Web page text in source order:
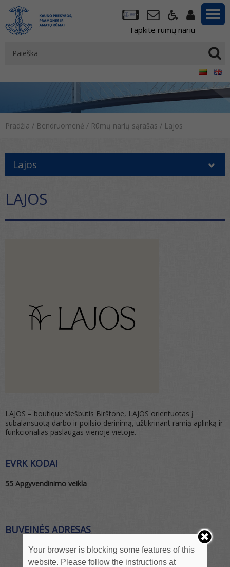
Tapkite rūmų nariu
Pradžia / Bendruomenė / Rūmų narių sąrašas / Lajos
Lajos
LAJOS
LAJOS – boutique viešbutis Birštone, LAJOS orientuotas į
subalansuotą darbo ir poilsio derinimą, užtikrinant ramią aplinką ir
funkcionalias paslaugas vienoje vietoje.
EVRK KODAI
55 Apgyvendinimo veikla
BUVEINĖS ADRESAS
Your browser is blocking some features of this
website. Please follow the instructions at